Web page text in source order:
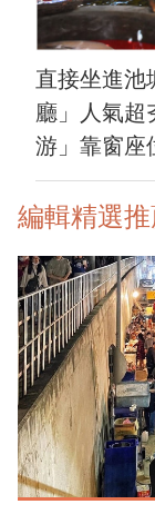
直接坐進池
廳」人氣
游」靠窗座
編輯精選